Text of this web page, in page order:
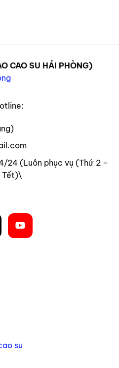
CAO SU HẢI PHÒNG)
24 (Luôn phục vụ (Thứ 2 –
Tết)\
su